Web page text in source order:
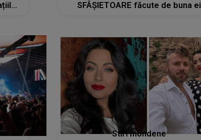
SFÂȘIETOARE făcute de buna ei
Stiri mondene